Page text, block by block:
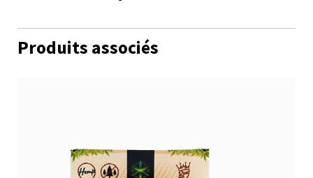
Produits associés